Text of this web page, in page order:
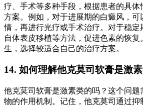
疗、手术等多种手段，根据患者的具体
方案。例如，对于进展期的白癜风，可
情，再进行光疗或手术治疗。对于稳定
自体表皮移植等方法，促进色素的恢
生，选择较适合自己的治疗方案。
14. 如何理解他克莫司软膏是激
他克莫司软膏是激素类的吗？这个问
物的作用机制。记住，他克莫司通过